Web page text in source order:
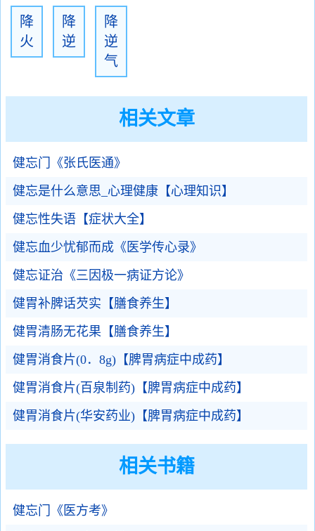
降
火
降
逆
降
逆
气
相关文章
健忘门《张氏医通》
健忘是什么意思_心理健康【心理知识】
健忘性失语【症状大全】
健忘血少忧郁而成《医学传心录》
健忘证治《三因极一病证方论》
健胃补脾话芡实【膳食养生】
健胃清肠无花果【膳食养生】
健胃消食片(0．8g)【脾胃病症中成药】
健胃消食片(百泉制药)【脾胃病症中成药】
健胃消食片(华安药业)【脾胃病症中成药】
相关书籍
健忘门《医方考》